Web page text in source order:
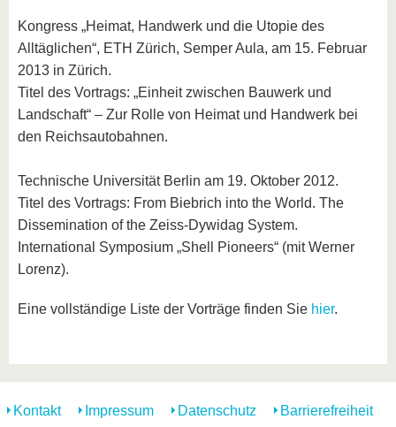
Kongress „Heimat, Handwerk und die Utopie des
Alltäglichen“, ETH Zürich, Semper Aula, am 15. Februar
2013 in Zürich.
Titel des Vortrags: „Einheit zwischen Bauwerk und
Landschaft“ – Zur Rolle von Heimat und Handwerk bei
den Reichsautobahnen.
Technische Universität Berlin am 19. Oktober 2012.
Titel des Vortrags: From Biebrich into the World. The
Dissemination of the Zeiss-Dywidag System.
International Symposium „Shell Pioneers“ (mit Werner
Lorenz).
Eine vollständige Liste der Vorträge finden Sie hier.
Kontakt Impressum Datenschutz Barrierefreiheit